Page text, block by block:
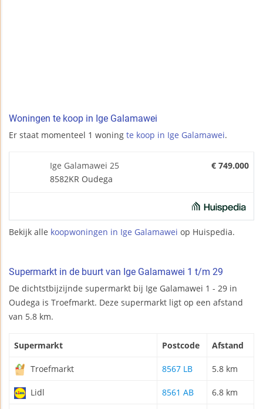
Woningen te koop in Ige Galamawei
Er staat momenteel 1 woning te koop in Ige Galamawei.
Ige Galamawei 25
8582KR Oudega
€ 749.000
Bekijk alle koopwoningen in Ige Galamawei op Huispedia.
Supermarkt in de buurt van Ige Galamawei 1 t/m 29
De dichtstbijzijnde supermarkt bij Ige Galamawei 1 - 29 in
Oudega is Troefmarkt. Deze supermarkt ligt op een afstand
van 5.8 km.
Supermarkt Postcode Afstand
Troefmarkt 8567 LB 5.8 km
Lidl 8561 AB 6.8 km